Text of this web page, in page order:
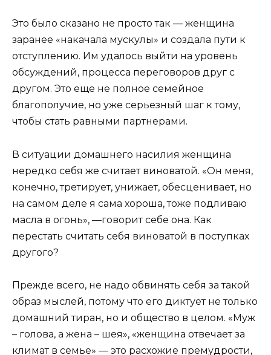
Это было сказано не просто так — женщина
заранее «накачала мускулы» и создала пути к
отступлению. Им удалось выйти на уровень
обсуждений, процесса переговоров друг с
другом. Это еще не полное семейное
благополучие, но уже серьезный шаг к тому,
чтобы стать равными партнерами.
В ситуации домашнего насилия женщина
нередко себя же считает виноватой. «Он меня,
конечно, третирует, унижает, обесценивает, но
на самом деле я сама хороша, тоже подливаю
масла в огонь», —говорит себе она. Как
перестать считать себя виноватой в поступках
другого?
Прежде всего, не надо обвинять себя за такой
образ мыслей, потому что его диктует не только
домашний тиран, но и общество в целом. «Муж
– голова, а жена – шея», «женщина отвечает за
климат в семье» — это расхожие премудрости,